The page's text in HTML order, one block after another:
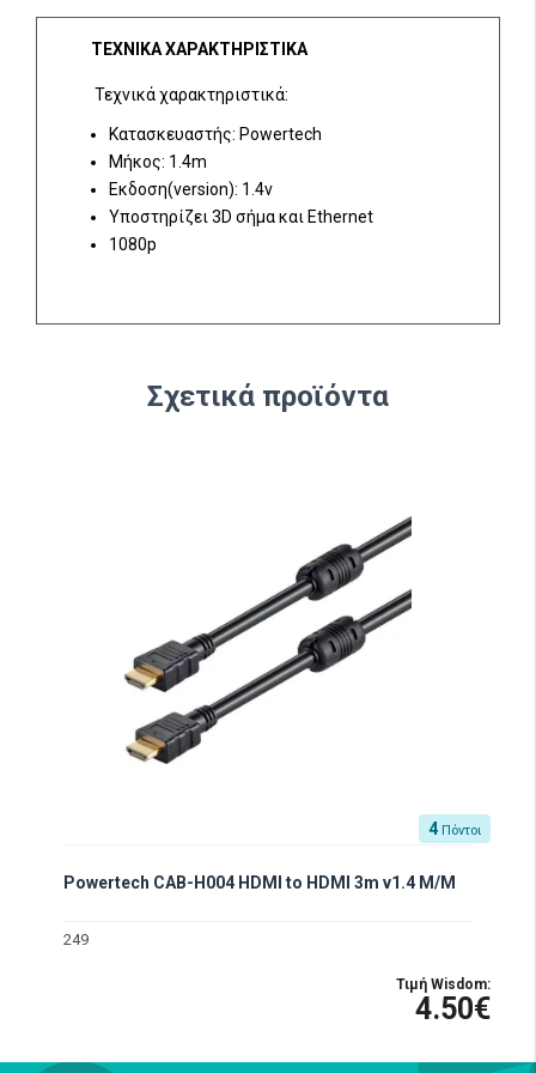
ΤΕΧΝΙΚΑ ΧΑΡΑΚΤΗΡΙΣΤΙΚΑ
Τεχνικά χαρακτηριστικά:
Κατασκευαστής: Powertech
Μήκος: 1.4m
Εκδοση(version): 1.4v
Υποστηρίζει 3D σήμα και Ethernet
1080p
Σχετικά προϊόντα
4 Πόντοι
Powertech CAB-H004 HDMI to HDMI 3m v1.4 M/M
249
Τιμή Wisdom:
4.50€